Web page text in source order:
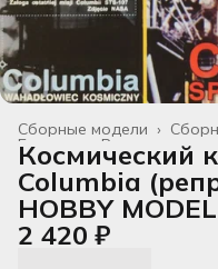
Сборные модели ›
Все товары
Главная
Космический
Columbia
HOBBY
2 420 ₽